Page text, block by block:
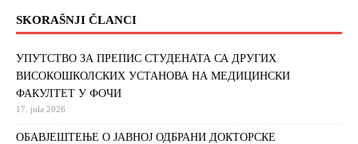
SKORAŠNJI ČLANCI
УПУТСТВО ЗА ПРЕПИС СТУДЕНАТА СА ДРУГИХ
ВИСОКОШКОЛСКИХ УСТАНОВА НА МЕДИЦИНСКИ
ФАКУЛТЕТ У ФОЧИ
17. jula 2026.
ОБАВЈЕШТЕЊЕ О ЈАВНОЈ ОДБРАНИ ДОКТОРСКЕ